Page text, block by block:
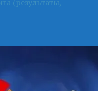
(результаты,